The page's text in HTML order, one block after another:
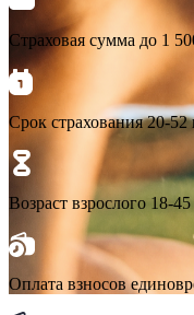
Страховая сумма до 1
Срок страхования 20-
Возраст взрослого 18-45
Оплата взносов